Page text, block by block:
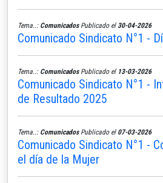
Tema..: ComunicadosPublicado el 30-04-2026
Comunicado Sindicato N°1 -
Tema..: ComunicadosPublicado el 13-03-2026
Comunicado Sindicato N°1 -
de Resultado 2025
Tema..: ComunicadosPublicado el 07-03-2026
Comunicado Sindicato N°1 -
el día de la Mujer